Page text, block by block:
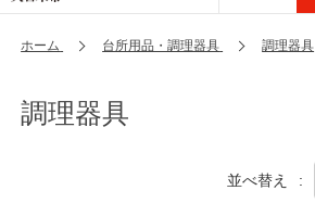
ホーム 台所用品・調理器具 調理器具
調理器具
並べ替え